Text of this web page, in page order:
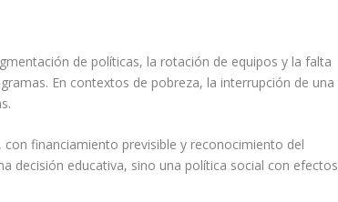
de políticas, la rotación de equipos y la falta
En contextos de pobreza, la interrupción de una
financiamiento previsible y reconocimiento del
decisión educativa, sino una política social con efectos